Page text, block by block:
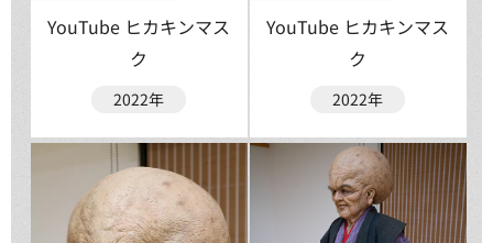
YouTube ヒカキンマス
ク
2022年
YouTube ヒカキンマス
ク
2022年